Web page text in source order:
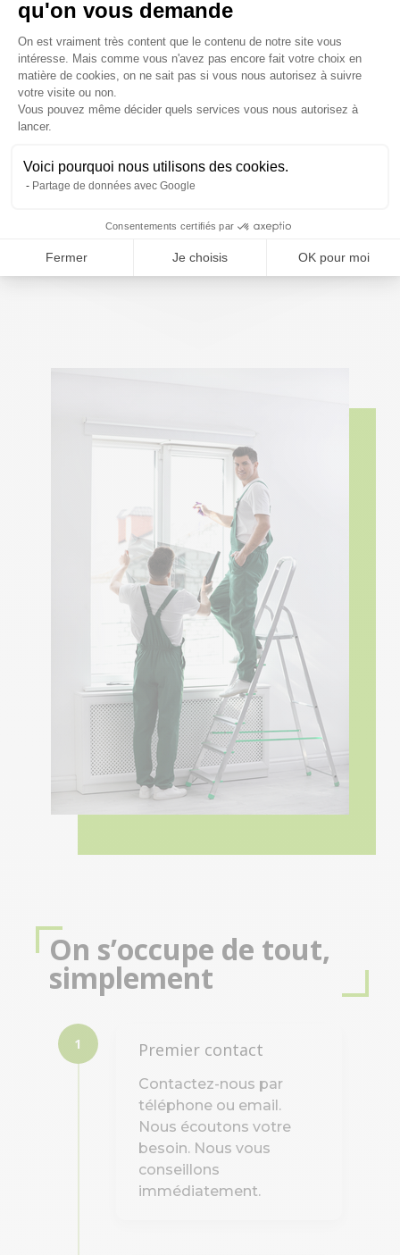
qu'on vous demande
Plateforme de Gestion du
On est vraiment très content que le contenu de notre site vous
intéresse. Mais comme vous n'avez pas encore fait votre choix en
matière de cookies, on ne sait pas si vous nous autorisez à suivre
votre visite ou non.
Vous pouvez même décider quels services vous nous autorisez à
lancer.
Voici pourquoi nous utilisons des cookies.
Partage de données avec Google
Consentements certifiés par
Fermer Je choisis OK pour moi
Axeptio consent
(Romsée) RAL 7030
garage) dans la ville de Romsée dans la province
de Liège. Le RAL utilisé est le 7030. Autres...
On s’occupe de tout,
simplement
1 Premier contact
Contactez-nous par
téléphone ou email.
Nous écoutons votre
besoin. Nous vous
conseillons
immédiatement.